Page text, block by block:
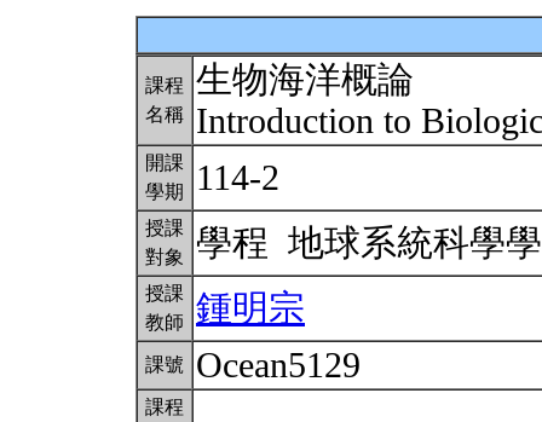
課程
名稱
生物海洋概論
Introduction to
開課
學期
114-2
授課
對象
學程 地球系統科學
授課
教師
鍾明宗
課號 Ocean5129
課程